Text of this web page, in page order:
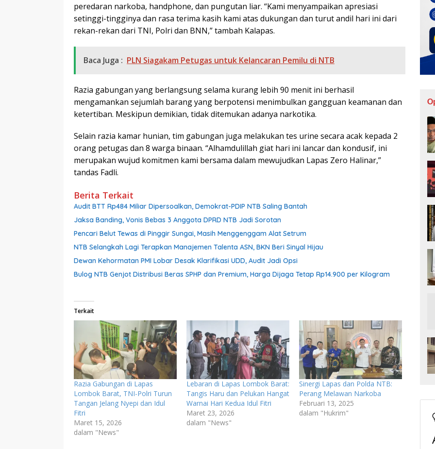
peredaran narkoba, handphone, dan pungutan liar. “Kami menyampaikan apresiasi
setinggi-tingginya dan rasa terima kasih kami atas dukungan dan turut andil hari ini dari
rekan-rekan dari TNI, Polri dan BNN,” tambah Kalapas.
Baca Juga : PLN Siagakam Petugas untuk Kelancaran Pemilu di NTB
Razia gabungan yang berlangsung selama kurang lebih 90 menit ini berhasil
mengamankan sejumlah barang yang berpotensi menimbulkan gangguan keamanan dan
ketertiban. Meskipun demikian, tidak ditemukan adanya narkotika.
Selain razia kamar hunian, tim gabungan juga melakukan tes urine secara acak kepada 2
orang petugas dan 8 warga binaan. “Alhamdulillah giat hari ini lancar dan kondusif, ini
merupakan wujud komitmen kami bersama dalam mewujudkan Lapas Zero Halinar,”
tandas Fadli.
Berita Terkait
Audit BTT Rp484 Miliar Dipersoalkan, Demokrat-PDIP NTB Saling Bantah
Jaksa Banding, Vonis Bebas 3 Anggota DPRD NTB Jadi Sorotan
Pencari Belut Tewas di Pinggir Sungai, Masih Menggenggam Alat Setrum
NTB Selangkah Lagi Terapkan Manajemen Talenta ASN, BKN Beri Sinyal Hijau
Dewan Kehormatan PMI Lobar Desak Klarifikasi UDD, Audit Jadi Opsi
Bulog NTB Genjot Distribusi Beras SPHP dan Premium, Harga Dijaga Tetap Rp14.900 per Kilogram
Terkait
Razia Gabungan di Lapas
Lombok Barat, TNI-Polri Turun
Tangan Jelang Nyepi dan Idul
Fitri
Maret 15, 2026
dalam "News"
Lebaran di Lapas Lombok Barat:
Tangis Haru dan Pelukan Hangat
Warnai Hari Kedua Idul Fitri
Maret 23, 2026
dalam "News"
Sinergi Lapas dan Polda NTB:
Perang Melawan Narkoba
Februari 13, 2025
dalam "Hukrim"